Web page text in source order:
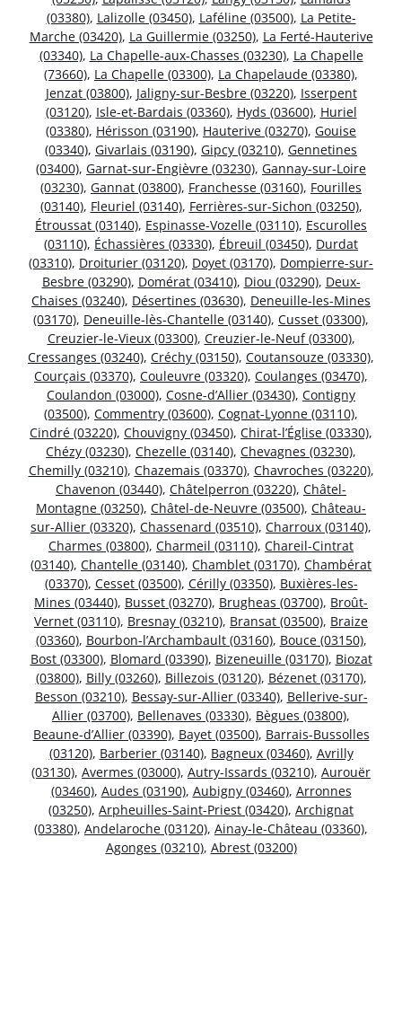
(03380), Lalizolle (03450), Laféline (03500), La Petite-
Marche (03420), La Guillermie (03250), La Ferté-Hauterive
(03340), La Chapelle-aux-Chasses (03230), La Chapelle
(73660), La Chapelle (03300), La Chapelaude (03380),
Jenzat (03800), Jaligny-sur-Besbre (03220), Isserpent
(03120), Isle-et-Bardais (03360), Hyds (03600), Huriel
(03380), Hérisson (03190), Hauterive (03270), Gouise
(03340), Givarlais (03190), Gipcy (03210), Gennetines
(03400), Garnat-sur-Engièvre (03230), Gannay-sur-Loire
(03230), Gannat (03800), Franchesse (03160), Fourilles
(03140), Fleuriel (03140), Ferrières-sur-Sichon (03250),
Étroussat (03140), Espinasse-Vozelle (03110), Escurolles
(03110), Échassières (03330), Ébreuil (03450), Durdat
(03310), Droiturier (03120), Doyet (03170), Dompierre-sur-
Besbre (03290), Domérat (03410), Diou (03290), Deux-
Chaises (03240), Désertines (03630), Deneuille-les-Mines
(03170), Deneuille-lès-Chantelle (03140), Cusset (03300),
Creuzier-le-Vieux (03300), Creuzier-le-Neuf (03300),
Cressanges (03240), Créchy (03150), Coutansouze (03330),
Courçais (03370), Couleuvre (03320), Coulanges (03470),
Coulandon (03000), Cosne-d’Allier (03430), Contigny
(03500), Commentry (03600), Cognat-Lyonne (03110),
Cindré (03220), Chouvigny (03450), Chirat-l’Église (03330),
Chézy (03230), Chezelle (03140), Chevagnes (03230),
Chemilly (03210), Chazemais (03370), Chavroches (03220),
Chavenon (03440), Châtelperron (03220), Châtel-
Montagne (03250), Châtel-de-Neuvre (03500), Château-
sur-Allier (03320), Chassenard (03510), Charroux (03140),
Charmes (03800), Charmeil (03110), Chareil-Cintrat
(03140), Chantelle (03140), Chamblet (03170), Chambérat
(03370), Cesset (03500), Cérilly (03350), Buxières-les-
Mines (03440), Busset (03270), Brugheas (03700), Broût-
Vernet (03110), Bresnay (03210), Bransat (03500), Braize
(03360), Bourbon-l’Archambault (03160), Bouce (03150),
Bost (03300), Blomard (03390), Bizeneuille (03170), Biozat
(03800), Billy (03260), Billezois (03120), Bézenet (03170),
Besson (03210), Bessay-sur-Allier (03340), Bellerive-sur-
Allier (03700), Bellenaves (03330), Bègues (03800),
Beaune-d’Allier (03390), Bayet (03500), Barrais-Bussolles
(03120), Barberier (03140), Bagneux (03460), Avrilly
(03130), Avermes (03000), Autry-Issards (03210), Aurouër
(03460), Audes (03190), Aubigny (03460), Arronnes
(03250), Arpheuilles-Saint-Priest (03420), Archignat
(03380), Andelaroche (03120), Ainay-le-Château (03360),
Agonges (03210), Abrest (03200)